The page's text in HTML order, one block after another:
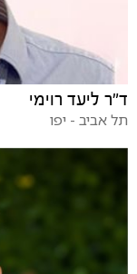
ד"ר ליעד רוימי
תל אביב - יפו